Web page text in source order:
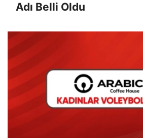
Adı Belli Oldu